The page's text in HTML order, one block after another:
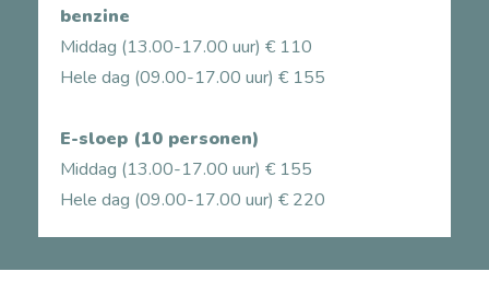
benzine
Middag (13.00-17.00 uur) € 110
Hele dag (09.00-17.00 uur) € 155
E-sloep (10 personen)
Middag (13.00-17.00 uur) € 155
Hele dag (09.00-17.00 uur) € 220